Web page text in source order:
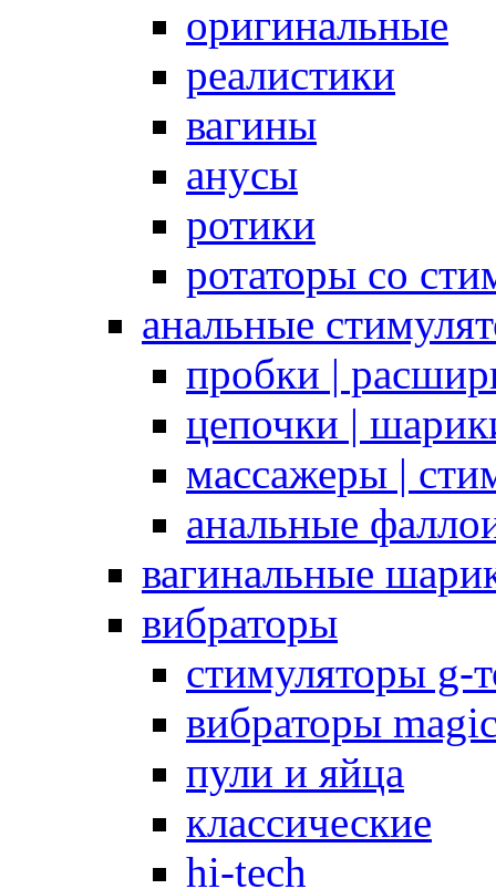
оригинальные
реалистики
вагины
анусы
ротики
ротаторы со
анальные
пробки |
цепочки |
массажеры |
анальные
вагинальные
вибраторы
стимуляторы g-
вибраторы
пули и яйца
классические
hi-tech